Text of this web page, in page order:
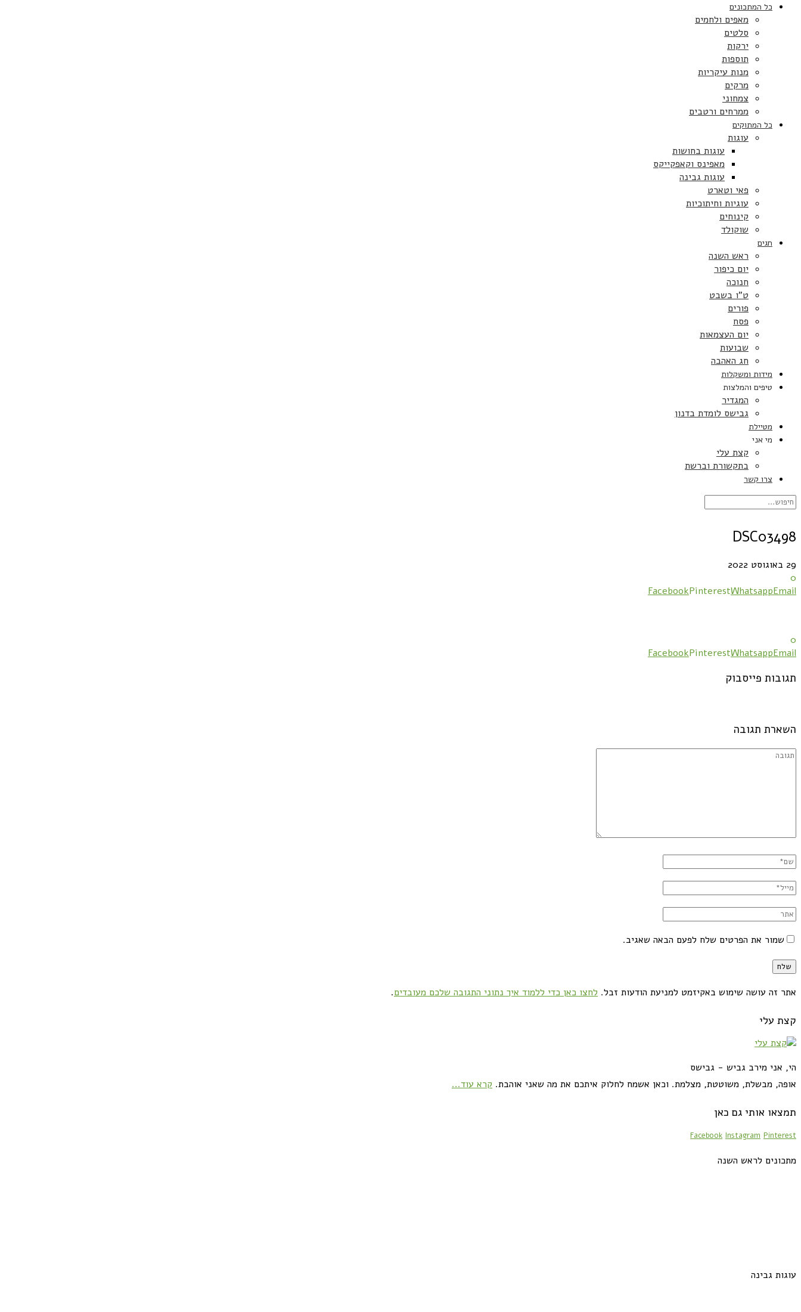
כל המתכונים
מאפים ולחמים
סלטים
ירקות
תוספות
מנות עיקריות
מרקים
צמחוני
ממרחים ורטבים
כל המתוקים
עוגות
עוגות בחושות
מאפינס וקאפקייקס
עוגות גבינה
פאי וטארט
עוגיות וחיתוכיות
קינוחים
שוקולד
חגים
ראש השנה
יום כיפור
חנוכה
ט”ו בשבט
פורים
פסח
יום העצמאות
שבועות
חג האהבה
מידות ומשקלות
טיפים והמלצות
המגדיר
גבישס לומדת בדנון
מטיילת
מי אני
קצת עלי
בתקשורת וברשת
צרו קשר
DSC03498
29 באוגוסט 2022
0
FacebookPinterestWhatsappEmail
0
FacebookPinterestWhatsappEmail
תגובות פייסבוק
השארת תגובה
שמור את הפרטים שלח לפעם הבאה שאגיב.
אתר זה עושה שימוש באקיזמט למניעת הודעות זבל. לחצו כאן כדי ללמוד איך נתוני התגובה שלכם מעובדים.
קצת עלי
הי, אני מירב גביש - גבישס
אופה, מבשלת, משוטטת, מצלמת. וכאן אשמח לחלוק איתכם את מה שאני אוהבת. קרא עוד...
תמצאו אותי גם כאן
Facebook Instagram Pinterest
מתכונים לראש השנה
עוגות גבינה